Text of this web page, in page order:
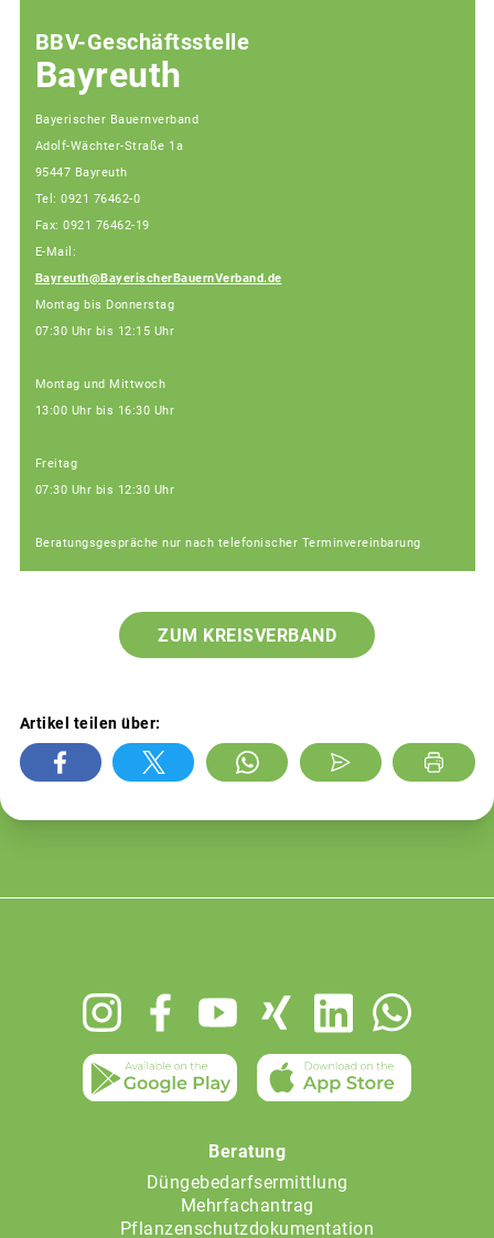
BBV-Geschäftsstelle
Bayreuth
Bayerischer Bauernverband
Adolf-Wächter-Straße 1a
95447 Bayreuth
Tel: 0921 76462-0
Fax: 0921 76462-19
E-Mail:
Bayreuth@BayerischerBauernVerband.de
Montag bis Donnerstag
07:30 Uhr bis 12:15 Uhr
Montag und Mittwoch
13:00 Uhr bis 16:30 Uhr
Freitag
07:30 Uhr bis 12:30 Uhr
Beratungsgespräche nur nach telefonischer Terminvereinbarung
ZUM KREISVERBAND
Artikel teilen über:
Beratung
Düngebedarfsermittlung
Mehrfachantrag
Pflanzenschutzdokumentation